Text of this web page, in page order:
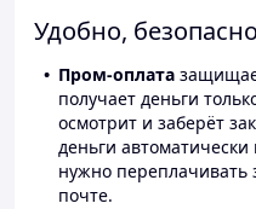
Удобно,
Пром-оплата
получает деньги
осмотрит и заберёт
деньги
нужно
почте.